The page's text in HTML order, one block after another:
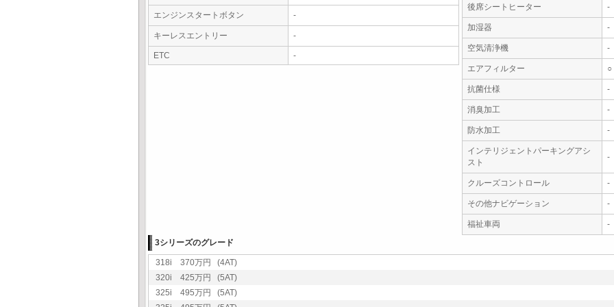
エンジンスタートボタン -
キーレスエントリー -
ETC -
後席シートヒーター -
加湿器 -
空気清浄機 -
エアフィルター ○
抗菌仕様 -
消臭加工 -
防水加工 -
インテリジェントパーキングアシ
スト
-
クルーズコントロール -
その他ナビゲーション -
福祉車両
-
3シリーズのグレード
318i 370万円 (4AT)
320i 425万円 (5AT)
325i 495万円 (5AT)